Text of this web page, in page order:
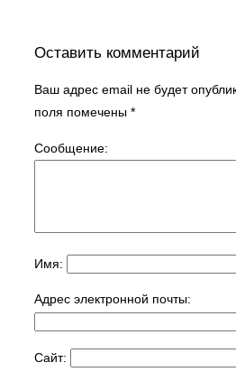
Оставить комментарий
Ваш адрес email не будет
поля помечены *
Сообщение:
Имя:
Адрес электронной почты:
Сайт: